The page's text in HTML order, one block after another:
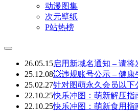
动漫图集
次元壁纸
P站热榜
26.05.15启用新域名通知 – 请
25.12.08💥违规账号公示 – 健
25.02.27针对图萌永久会员以下
22.10.25快乐冲图：萌新解压指
22.10.25快乐冲图：萌新食用指